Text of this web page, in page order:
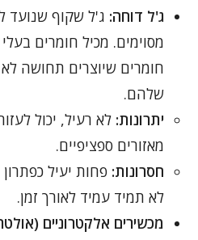
ג'ל דוחה: ג'ל שקוף שנועד
מסוימים. מכיל חומרים
חומרים שיוצרים תחושה
שלהם.
יתרונות: לא רעיל, יכול
מאזורים ספציפיים.
חסרונות: פחות יעיל
לא תמיד עמיד לאורך זמן.
מכשירים אלקטרוניים